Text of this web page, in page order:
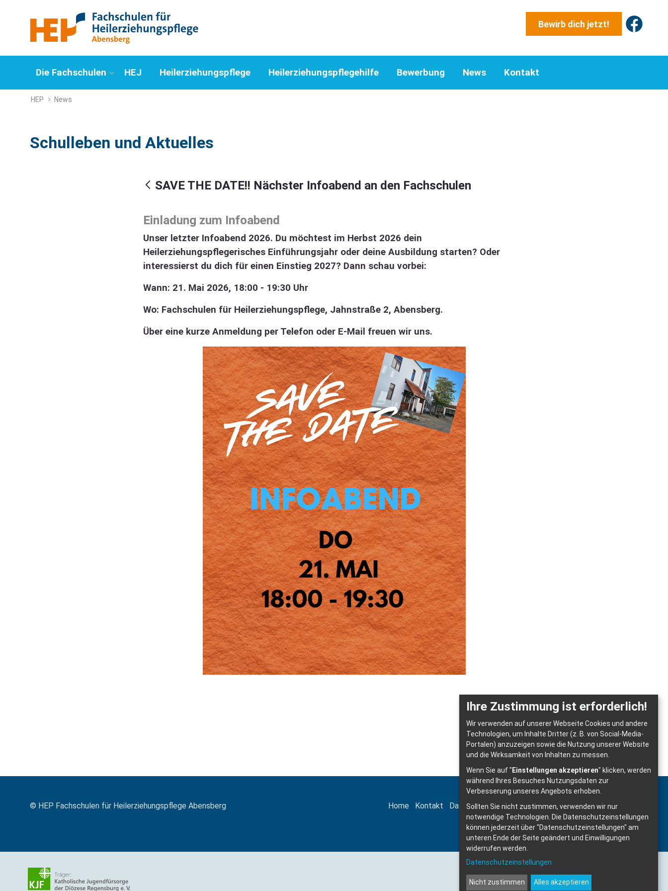
Zum Inhalt springen
SAVE THE DATE!! Nächster Infoabend an den Fachschulen
Bewirb dich jetzt!
Die Fachschulen HEJ Heilerziehungspflege Heilerziehungspflegehilfe Bewerbung News Kontakt
HEP News
Schulleben und Aktuelles
SAVE THE DATE!! Nächster Infoabend an den Fachschulen
Einladung zum Infoabend
Unser letzter Infoabend 2026. Du möchtest im Herbst 2026 dein
Heilerziehungspflegerisches Einführungsjahr oder deine Ausbildung starten? Oder
interessierst du dich für einen Einstieg 2027? Dann schau vorbei:
Wann: 21. Mai 2026, 18:00 - 19:30 Uhr
Wo: Fachschulen für Heilerziehungspflege, Jahnstraße 2, Abensberg.
Über eine kurze Anmeldung per Telefon oder E-Mail freuen wir uns.
© HEP Fachschulen für Heilerziehungspflege Abensberg Home Kontakt Datenschutz Impressum Barrierefreiheit Anmelden
Ihre Zustimmung ist erforderlich!
Wir verwenden auf unserer Webseite Cookies und andere
Technologien, um Inhalte Dritter (z. B. von Social-Media-
Portalen) anzuzeigen sowie die Nutzung unserer Website
und die Wirksamkeit von Inhalten zu messen.
Wenn Sie auf " Einstellungen akzeptieren" klicken, werden
während Ihres Besuches Nutzungsdaten zur
Verbesserung unseres Angebots erhoben.
Sollten Sie nicht zustimmen, verwenden wir nur
notwendige Technologien. Die Datenschutzeinstellungen
können jederzeit über "Datenschutzeinstellungen" am
unteren Ende der Seite geändert und Einwilligungen
widerrufen werden.
Datenschutzeinstellungen
Nicht zustimmen Alles akzeptieren